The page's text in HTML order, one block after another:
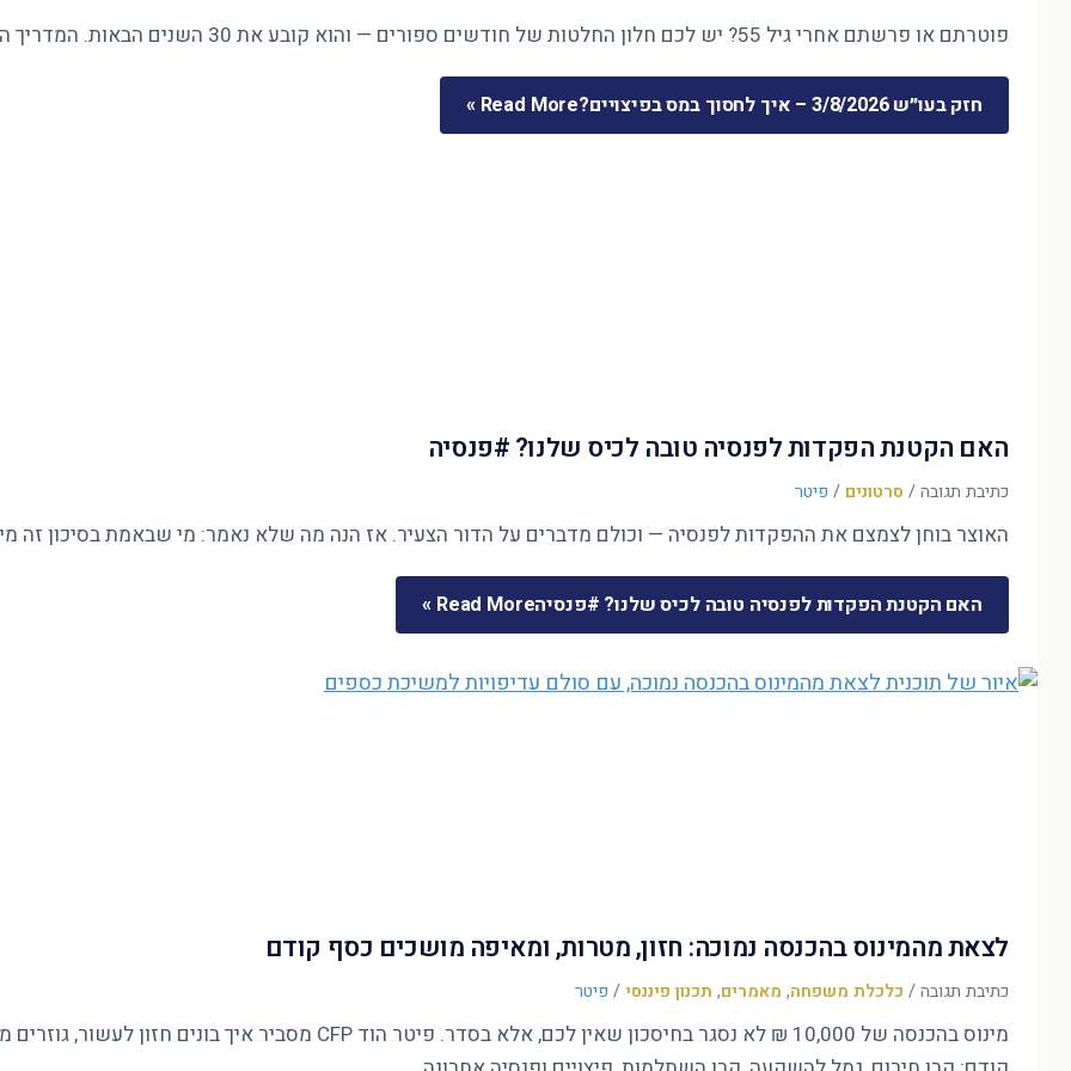
פוטרתם או פרשתם אחרי גיל 55? יש לכם חלון החלטות של חודשים ספורים — והוא קובע את 30 השנים הבאות. המדריך המלא לכסף שמשתחרר …
חזק בעו״ש 3/8/2026 – איך לחסוך במס בפיצויים? Read More »
האם הקטנת הפקדות לפנסיה טובה לכיס שלנו? #פנסיה
כתיבת תגובה/ סרטונים / פיטר
האוצר בוחן לצמצם את ההפקדות לפנסיה — וכולם מדברים על הדור הצעיר. אז הנה מה שלא נאמר: מי שבאמת בסיכון זה מי שנשארו לו
האם הקטנת הפקדות לפנסיה טובה לכיס שלנו? #פנסיהRead More »
לצאת מהמינוס בהכנסה נמוכה: חזון, מטרות, ומאיפה מושכים כסף קודם
כתיבת תגובה/ כלכלת משפחה, מאמרים, תכנון פיננסי/ פיטר